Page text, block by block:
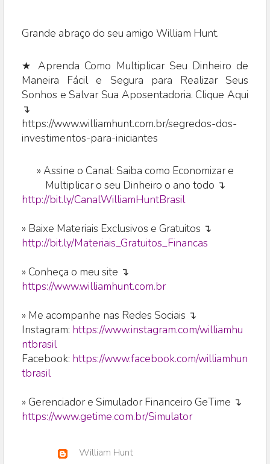
Grande abraço do seu amigo William Hunt.
★ Aprenda Como Multiplicar Seu Dinheiro de
Maneira Fácil e Segura para Realizar Seus
Sonhos e Salvar Sua Aposentadoria. Clique Aqui
↴
https://www.williamhunt.com.br/segredos-dos-
investimentos-para-iniciantes
»Assine o Canal: Saiba como Economizar e
Multiplicar o seu Dinheiro o ano todo ↴
http://bit.ly/CanalWilliamHuntBrasil
» Baixe Materiais Exclusivos e Gratuitos ↴
http://bit.ly/Materiais_Gratuitos_Financas
» Conheça o meu site ↴
https://www.williamhunt.com.br
» Me acompanhe nas Redes Sociais ↴
Instagram: https://www.instagram.com/williamhu
ntbrasil
Facebook: https://www.facebook.com/williamhun
tbrasil
» Gerenciador e Simulador Financeiro GeTime ↴
https://www.getime.com.br/Simulator
William Hunt